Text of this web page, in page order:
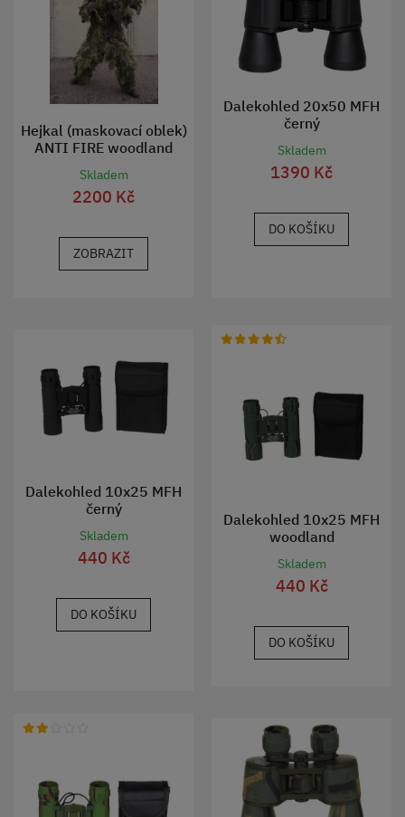
Hejkal (maskovací oblek)
ANTI FIRE woodland
Skladem
2200 Kč
ZOBRAZIT
Dalekohled 20x50 MFH
černý
Skladem
1390 Kč
DO KOŠÍKU
Dalekohled 10x25 MFH
černý
Skladem
440 Kč
DO KOŠÍKU
Dalekohled 10x25 MFH
woodland
Skladem
440 Kč
DO KOŠÍKU